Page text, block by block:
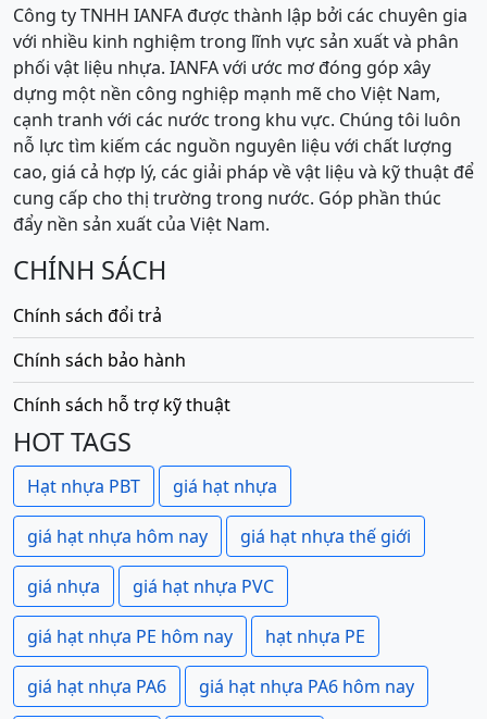
Công ty TNHH IANFA được thành lập bởi các chuyên gia
với nhiều kinh nghiệm trong lĩnh vực sản xuất và phân
phối vật liệu nhựa. IANFA với ước mơ đóng góp xây
dựng một nền công nghiệp mạnh mẽ cho Việt Nam,
cạnh tranh với các nước trong khu vực. Chúng tôi luôn
nỗ lực tìm kiếm các nguồn nguyên liệu với chất lượng
cao, giá cả hợp lý, các giải pháp về vật liệu và kỹ thuật để
cung cấp cho thị trường trong nước. Góp phần thúc
đẩy nền sản xuất của Việt Nam.
CHÍNH SÁCH
Chính sách đổi trả
Chính sách bảo hành
Chính sách hỗ trợ kỹ thuật
HOT TAGS
Hạt nhựa PBT giá hạt nhựa
giá hạt nhựa hôm nay giá hạt nhựa thế giới
giá nhựa giá hạt nhựa PVC
giá hạt nhựa PE hôm nay hạt nhựa PE
giá hạt nhựa PA6 giá hạt nhựa PA6 hôm nay